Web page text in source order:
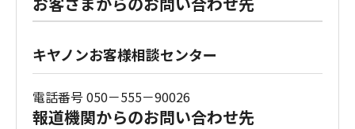
キヤノンお客様相談センター
電話番号 050－555－90026
報道機関からのお問い合わせ先